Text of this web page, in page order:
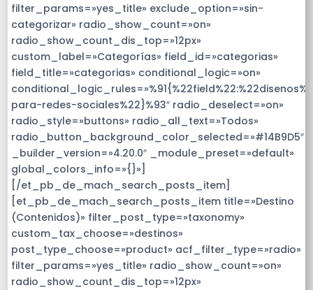
filter_params=»yes_title» exclude_option=»sin-
categorizar» radio_show_count=»on»
radio_show_count_dis_top=»12px»
custom_label=»Categorías» field_id=»categorias»
field_title=»categorias» conditional_logic=»on»
para-redes-sociales%22}%93″ radio_deselect=»on»
radio_style=»buttons» radio_all_text=»Todos»
radio_button_background_color_selected=»#14B9D5″
_builder_version=»4.20.0″ _module_preset=»default»
global_colors_info=»{}»]
[/et_pb_de_mach_search_posts_item]
[et_pb_de_mach_search_posts_item title=»Destino
(Contenidos)» filter_post_type=»taxonomy»
custom_tax_choose=»destinos»
post_type_choose=»product» acf_filter_type=»radio»
filter_params=»yes_title» radio_show_count=»on»
radio_show_count_dis_top=»12px»